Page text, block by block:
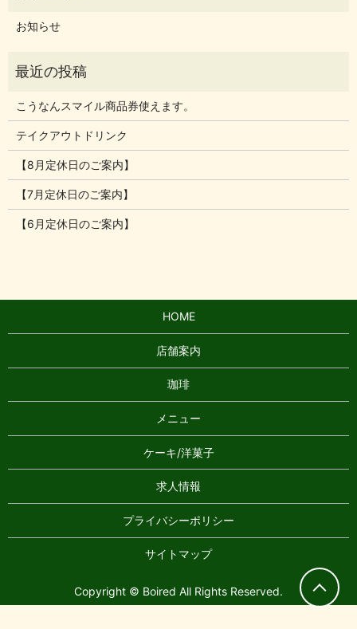
お知らせ
こうなんスマイル商品券使えます。
テイクアウトドリンク
【8月定休日のご案内】
【7月定休日のご案内】
【6月定休日のご案内】
HOME
店舗案内
珈琲
メニュー
ケーキ/洋菓子
求人情報
プライバシーポリシー
サイトマップ
Copyright © Boired All Rights Reserved.